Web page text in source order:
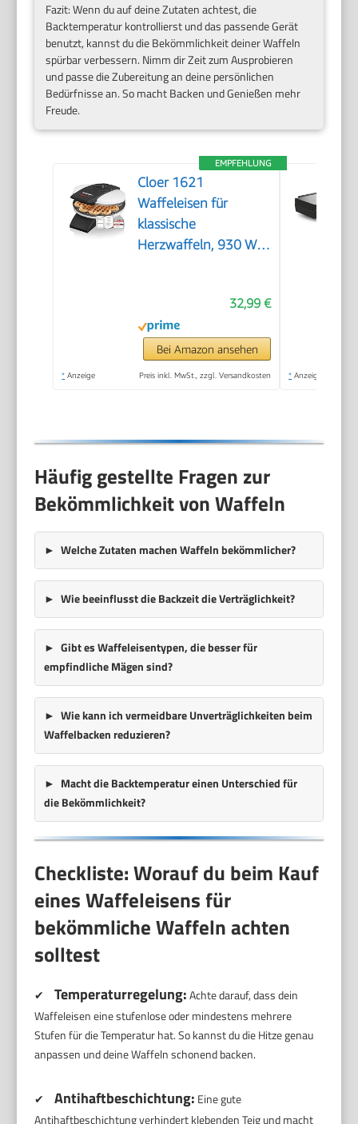
Fazit: Wenn du auf deine Zutaten achtest, die
Backtemperatur kontrollierst und das passende Gerät
benutzt, kannst du die Bekömmlichkeit deiner Waffeln
spürbar verbessern. Nimm dir Zeit zum Ausprobieren
und passe die Zubereitung an deine persönlichen
Bedürfnisse an. So macht Backen und Genießen mehr
Freude.
EMPFEHLUNG
Cloer 1621
Waffeleisen für
klassische
Herzwaffeln, 930 W,
Bräunungsgrad, weiß,
Metall
32,99 €
Bei Amazon ansehen
* Anzeige Preis inkl. MwSt., zzgl. Versandkosten * Anzeige
Häufig gestellte Fragen zur
Bekömmlichkeit von Waffeln
Welche Zutaten machen Waffeln bekömmlicher?
Wie beeinflusst die Backzeit die Verträglichkeit?
Gibt es Waffeleisentypen, die besser für
empfindliche Mägen sind?
Wie kann ich vermeidbare Unverträglichkeiten beim
Waffelbacken reduzieren?
Macht die Backtemperatur einen Unterschied für
die Bekömmlichkeit?
Checkliste: Worauf du beim Kauf
eines Waffeleisens für
bekömmliche Waffeln achten
solltest
✔ Temperaturregelung:Achte darauf, dass dein
Waffeleisen eine stufenlose oder mindestens mehrere
Stufen für die Temperatur hat. So kannst du die Hitze genau
anpassen und deine Waffeln schonend backen.
✔ Antihaftbeschichtung: Eine gute
Antihaftbeschichtung verhindert klebenden Teig und macht